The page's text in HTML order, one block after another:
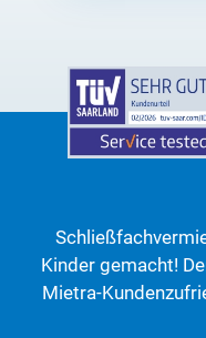
eigenen
hochwertigen
ein in die
Kinder gemacht!
Mietra-